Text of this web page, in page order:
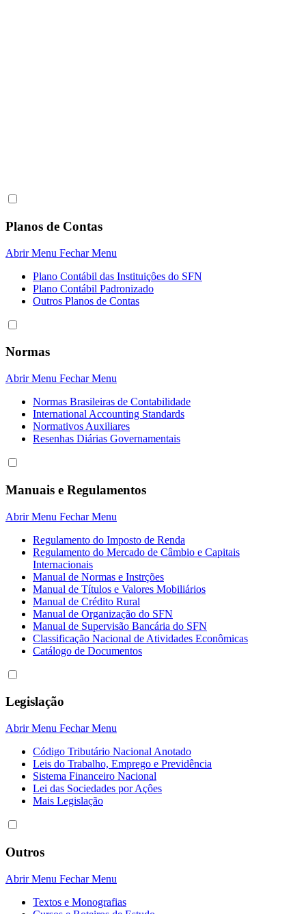
Planos de Contas
Abrir Menu Fechar Menu
Plano Contábil das Instituiçôes do SFN
Plano Contábil Padronizado
Outros Planos de Contas
Normas
Abrir Menu Fechar Menu
Normas Brasileiras de Contabilidade
International Accounting Standards
Normativos Auxiliares
Resenhas Diárias Governamentais
Manuais e Regulamentos
Abrir Menu Fechar Menu
Regulamento do Imposto de Renda
Regulamento do Mercado de Câmbio e Capitais
Internacionais
Manual de Normas e Instrções
Manual de Títulos e Valores Mobiliários
Manual de Crédito Rural
Manual de Organização do SFN
Manual de Supervisão Bancária do SFN
Classificação Nacional de Atividades Econômicas
Catálogo de Documentos
Legislação
Abrir Menu Fechar Menu
Código Tributário Nacional Anotado
Leis do Trabalho, Emprego e Previdência
Sistema Financeiro Nacional
Lei das Sociedades por Açôes
Mais Legislação
Outros
Abrir Menu Fechar Menu
Textos e Monografias